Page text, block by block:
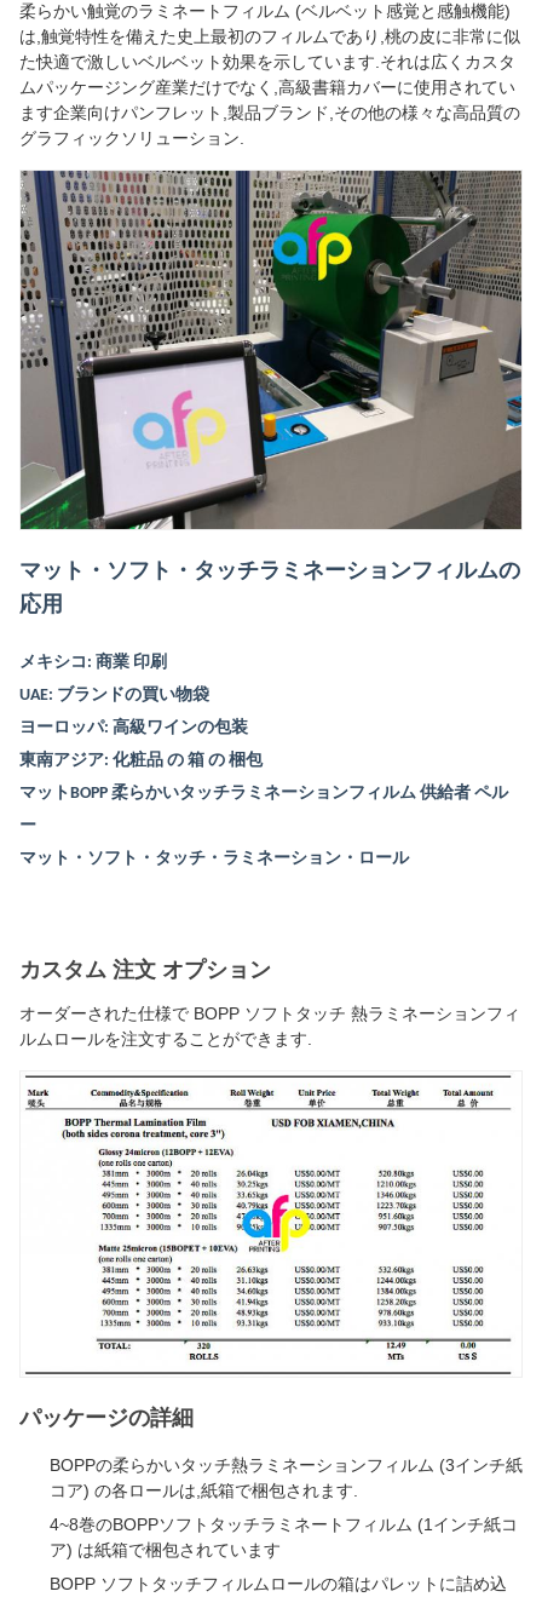
柔らかい触覚のラミネートフィルム (ベルベット感覚と感触機能)
は,触覚特性を備えた史上最初のフィルムであり,桃の皮に非常に似
た快適で激しいベルベット効果を示しています.それは広くカスタ
ムパッケージング産業だけでなく,高級書籍カバーに使用されてい
ます企業向けパンフレット,製品ブランド,その他の様々な高品質の
グラフィックソリューション.
マット・ソフト・タッチラミネーションフィルムの
応用
メキシコ: 商業 印刷
UAE: ブランドの買い物袋
ヨーロッパ: 高級ワインの包装
東南アジア: 化粧品 の 箱 の 梱包
マットBOPP 柔らかいタッチラミネーションフィルム 供給者 ペル
ー
マット・ソフト・タッチ・ラミネーション・ロール
カスタム 注文 オプション
オーダーされた仕様で BOPP ソフトタッチ 熱ラミネーションフィ
ルムロールを注文することができます.
パッケージの詳細
BOPPの柔らかいタッチ熱ラミネーションフィルム (3インチ紙
コア) の各ロールは,紙箱で梱包されます.
4~8巻のBOPPソフトタッチラミネートフィルム (1インチ紙コ
ア) は紙箱で梱包されています
BOPP ソフトタッチフィルムロールの箱はパレットに詰め込